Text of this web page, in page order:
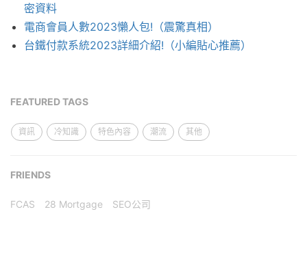
密資料
電商會員人數2023懶人包!（震驚真相）
台鐵付款系統2023詳細介紹!（小編貼心推薦）
FEATURED TAGS
資訊 冷知識 特色內容 潮流 其他
FRIENDS
FCAS 28 Mortgage SEO公司